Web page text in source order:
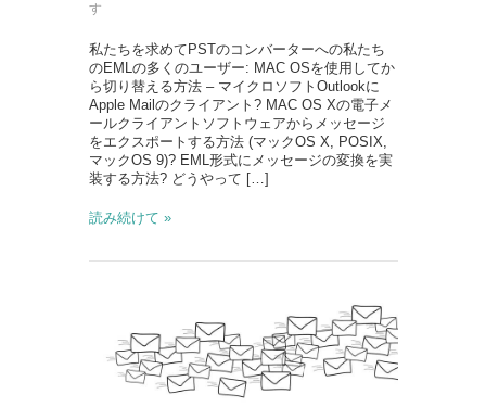
す
私たちを求めてPSTのコンバーターへの私たち
のEMLの多くのユーザー: MAC OSを使用してか
ら切り替える方法 – マイクロソフトOutlookに
Apple Mailのクライアント? MAC OS Xの電子メ
ールクライアントソフトウェアからメッセージ
をエクスポートする方法 (マックOS X, POSIX,
マックOS 9)? EML形式にメッセージの変換を実
装する方法? どうやって […]
読み続けて »